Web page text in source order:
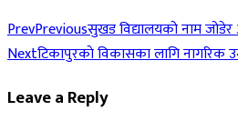
PrevPreviousसुखड विद्यालयको नाम
Nextटिकापुरकाे विकासका लागि नागरिक
Leave a Reply